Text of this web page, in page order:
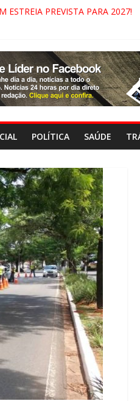
ESTREIA PREVISTA PARA 2027!
NO FIM DE SEMANA;
FINAL PELA FÁBRICA DA
POLÍTICA SAÚDE